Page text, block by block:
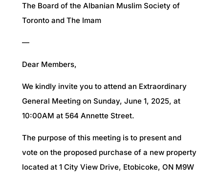
The Board of the Albanian Muslim Society of
Toronto and The Imam
—
Dear Members,
We kindly invite you to attend an Extraordinary
General Meeting on Sunday, June 1, 2025, at
10:00AM at 564 Annette Street.
The purpose of this meeting is to present and
vote on the proposed purchase of a new property
located at 1 City View Drive, Etobicoke, ON M9W